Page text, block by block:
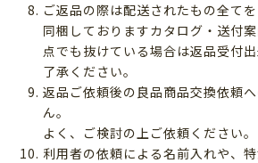
ご返品の際は配送されたもの全てを
同梱しておりますカタログ・送付
点でも抜けている場合は返品受付
了承ください。
返品ご依頼後の良品商品交換依頼
ん。
よく、ご検討の上ご依頼ください。
利用者の依頼による名前入れや、